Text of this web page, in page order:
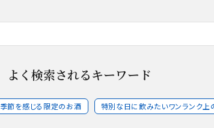
よく検索されるキーワード
季節を感じる限定のお酒 特別な日に飲みたいワンランク上